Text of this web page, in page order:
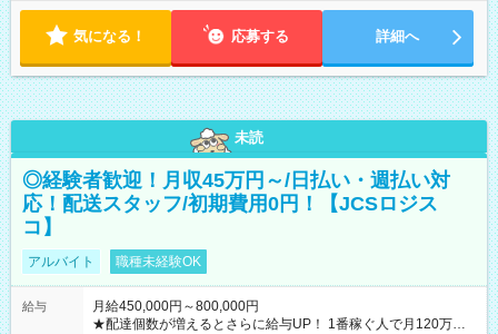
気になる！ 応募する 詳細へ
未読
◎経験者歓迎！月収45万円～/日払い・週払い対
応！配送スタッフ/初期費用0円！【JCSロジス
コ】
アルバイト 職種未経験OK
給与
月給450,000円～800,000円
★配達個数が増えるとさらに給与UP！ 1番稼ぐ人で月120万ほ